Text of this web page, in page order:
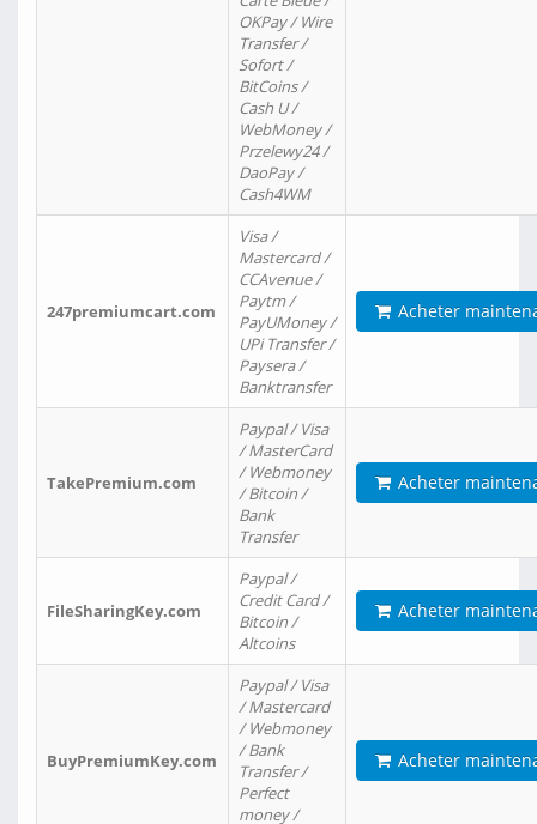
OKPay / Wire
Transfer /
Sofort /
BitCoins /
Cash U /
WebMoney /
Przelewy24 /
DaoPay /
Cash4WM
247premiumcart.com
Visa /
Mastercard /
CCAvenue /
Paytm /
PayUMoney /
UPi Transfer /
Paysera /
Banktransfer
Acheter
TakePremium.com
Paypal / Visa
/ MasterCard
/ Webmoney
/ Bitcoin /
Bank
Transfer
Acheter
FileSharingKey.com
Paypal /
Credit Card /
Bitcoin /
Altcoins
Acheter
BuyPremiumKey.com
Paypal / Visa
/ Mastercard
/ Webmoney
/ Bank
Transfer /
Perfect
money /
Acheter